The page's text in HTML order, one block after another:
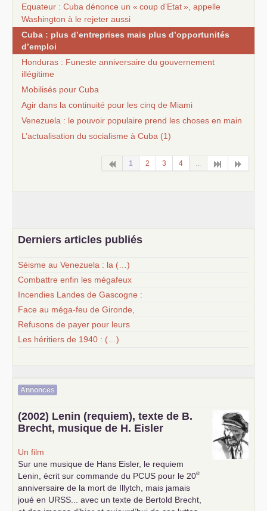
Equateur : Cuba dénonce un « coup d’Etat», appelle
Washington à le rejeter aussi
Cuba : plus d’entreprises mais plus d’opportunités
d’emploi
Honduras : Funeste anniversaire du gouvernement
illégitime
Mobilisés pour Cuba
Agir dans la continuité pour les cinq de Miami
Venezuela : le pouvoir populaire prend les choses en main
L’actualisation du socialisme à Cuba (1)
1 2 3 4
Derniers articles publiés
Séisme au Venezuela : la (…)
Combattre enfin les mégafeux
Incendies Landes de Gascogne :
Face au méga-feu de Gironde,
Refusons de payer pour leurs
Les héritiers de 1940 : (…)
Annonces
(2002) Lenin (requiem), texte de B.
Brecht, musique de H. Eisler
Un film
Sur une musique de Hans Eisler, le requiem
Lenin, écrit sur commande du PCUS pour le 20e
anniversaire de la mort de Illytch, mais jamais
joué en URSS ... avec un texte de Bertold Brecht,